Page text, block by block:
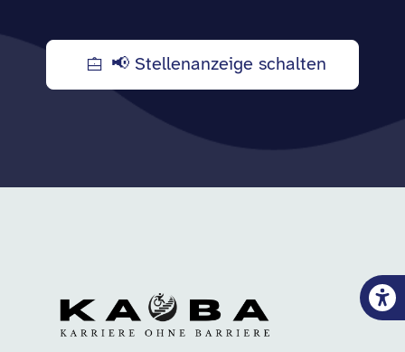
📢 Stellenanzeige schalten